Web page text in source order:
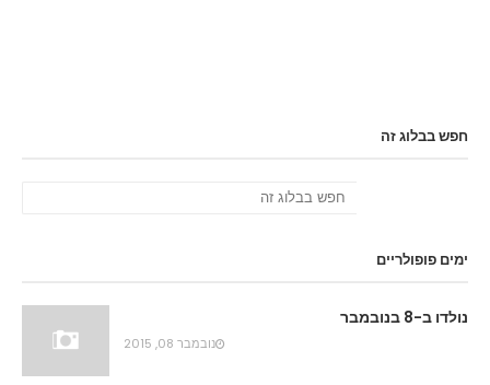
חפש בבלוג זה
ימים פופולריים
נולדו ב-8 בנובמבר
נובמבר 08, 2015